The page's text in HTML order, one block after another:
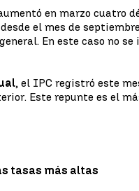
en marzo cuatro
el mes de
En este caso no
, el IPC registró este
Este repunte es el
tasas más altas